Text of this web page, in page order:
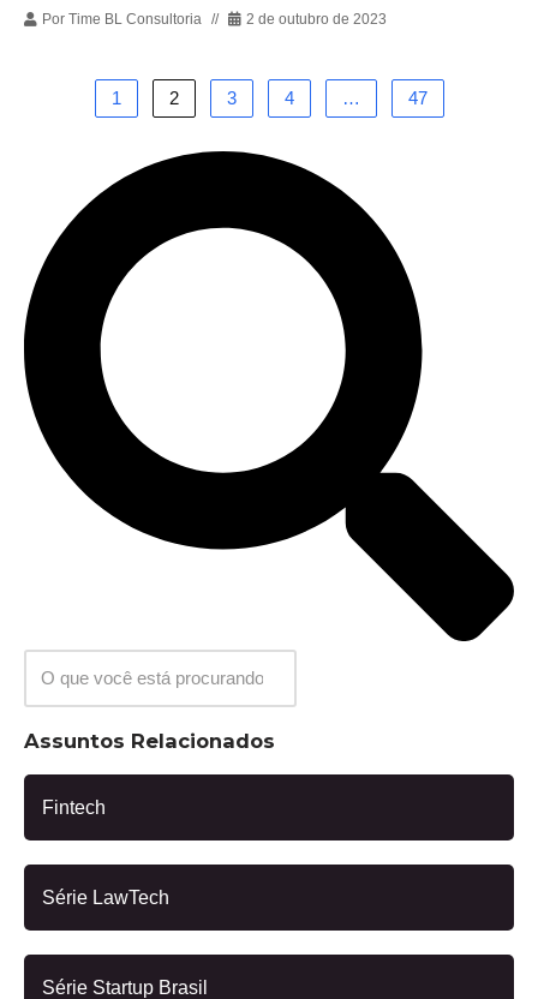
Por Time BL Consultoria 2 de outubro de 2023
1 2 3 4 … 47
Assuntos Relacionados
Fintech
Série LawTech
Série Startup Brasil